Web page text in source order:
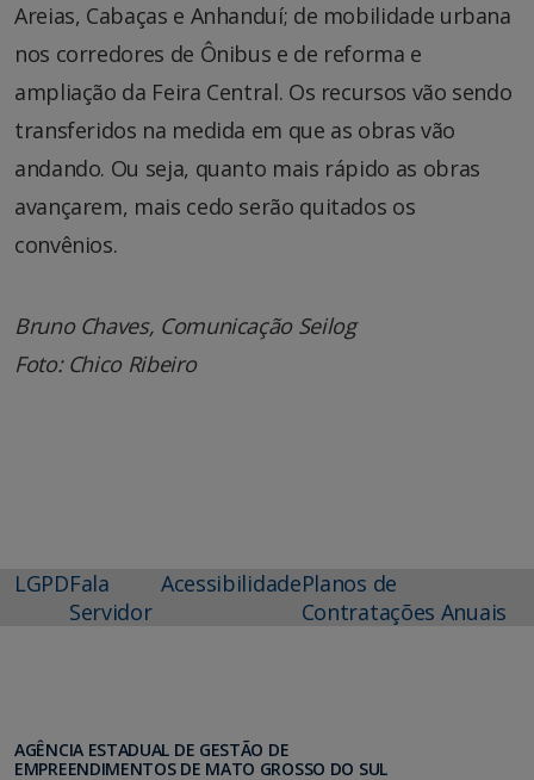
Areias, Cabaças e Anhanduí; de mobilidade urbana
nos corredores de Ônibus e de reforma e
ampliação da Feira Central. Os recursos vão sendo
transferidos na medida em que as obras vão
andando. Ou seja, quanto mais rápido as obras
avançarem, mais cedo serão quitados os
convênios.
Bruno Chaves, Comunicação Seilog
Foto: Chico Ribeiro
LGPDFala
Servidor
AcessibilidadePlanos de
Contratações Anuais
AGÊNCIA ESTADUAL DE GESTÃO DE
EMPREENDIMENTOS DE MATO GROSSO DO SUL